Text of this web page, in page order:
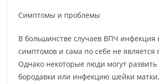
Симптомы и проблемы
В большинстве случаев ВПЧ инфекция
симптомов и сама по себе не является
Однако некоторые люди могут
бородавки или инфекцию шейки